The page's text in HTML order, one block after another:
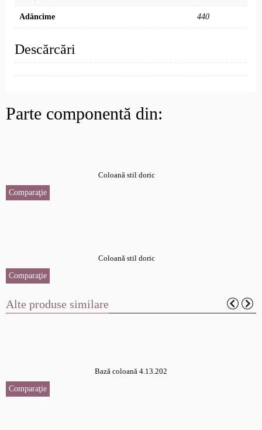
Adâncime 440
Descărcări
Parte componentă din:
Coloană stil doric
Comparaţie
Coloană stil doric
Comparaţie
Alte produse similare
Bază coloană 4.13.202
Comparaţie